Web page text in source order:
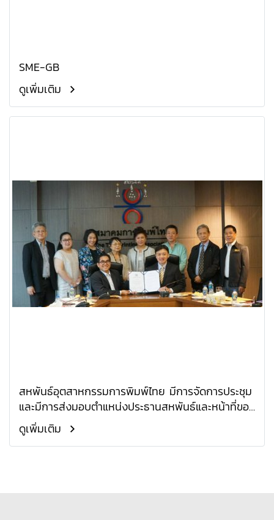
SME-GB
ดูเพิ่มเติม
สหพันธ์อุตสาหกรรมการพิมพ์ไทย มีการจัดการประชุม
และมีการส่งมอบตำแหน่งประธานสหพันธ์และหน้าที่ของ
มนตรีวาระ 2563-2564
ดูเพิ่มเติม